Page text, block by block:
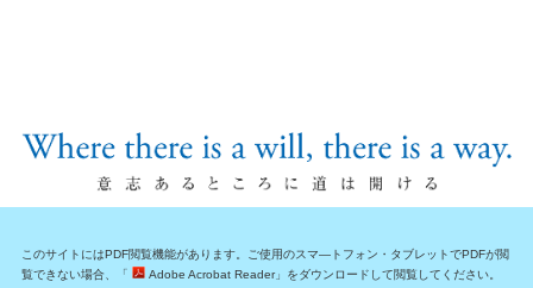
このサイトにはPDF閲覧機能があります。ご使用のスマ―トフォン・タブレットでPDFが閲
覧できない場合、「
Adobe Acrobat Reader」をダウンロードして閲覧してください。